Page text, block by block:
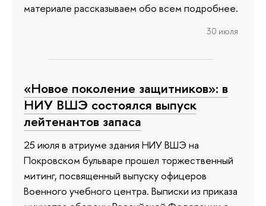
материале рассказываем обо всем подробнее.
30 июля
«Новое поколение защитников»: в
НИУ ВШЭ состоялся выпуск
лейтенантов запаса
25 июля в атриуме здания НИУ ВШЭ на
Покровском бульваре прошел торжественный
митинг, посвященный выпуску офицеров
Военного учебного центра. Выписки из приказа